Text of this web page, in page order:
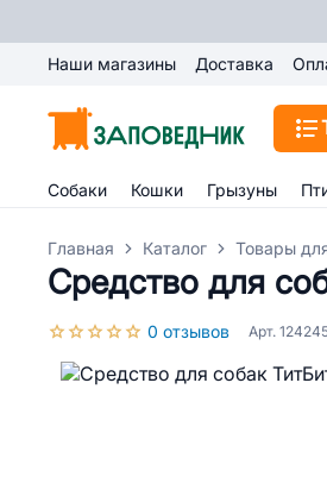
Наши магазины Доставка
Собаки Кошки Грызуны
Главная Каталог Товары
Средство для
0 отзывов Арт.